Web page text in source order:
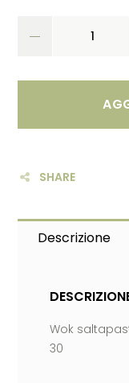
SHARE
Descrizione
Wok
30